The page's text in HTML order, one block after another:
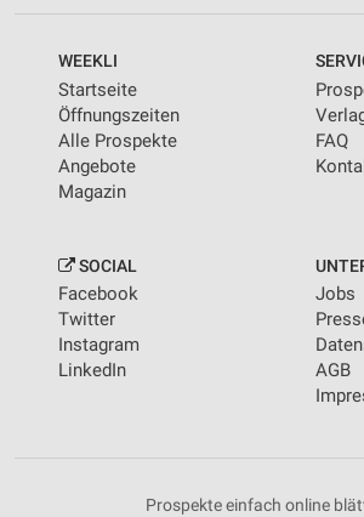
WEEKLI
Startseite
Öffnungszeiten
Alle Prospekte
Angebote
Magazin
FAQ
SOCIAL
Facebook
Twitter
Instagram
LinkedIn
Jobs
AGB
Prospekte einfach online